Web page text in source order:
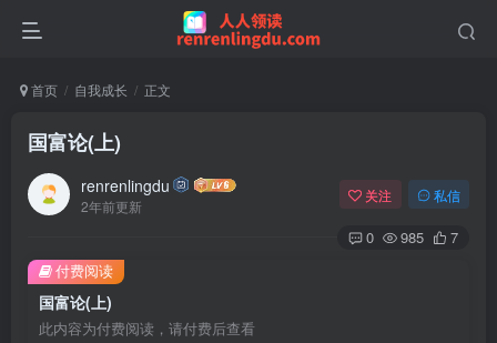
首页 自我成长 正文
国富论(上)
renrenlingdu
2年前更新
关注 私信
0 985 7
国富论(上)
此内容为付费阅读，请付费后查看
付费阅读